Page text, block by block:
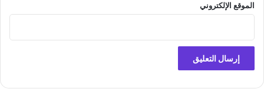
الموقع الإلكتروني